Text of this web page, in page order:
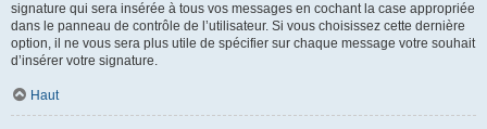
signature qui sera insérée à tous vos messages en cochant la case appropriée
dans le panneau de contrôle de l’utilisateur. Si vous choisissez cette dernière
option, il ne vous sera plus utile de spécifier sur chaque message votre souhait
d’insérer votre signature.
Haut